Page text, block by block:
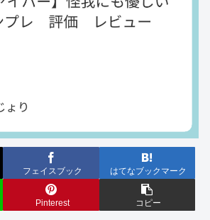
フェイスブック はてなブックマーク
Pinterest コピー